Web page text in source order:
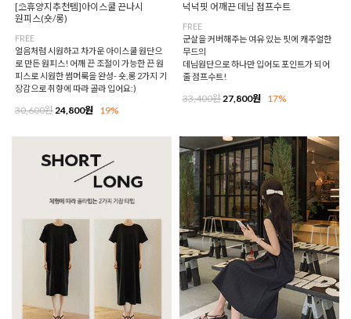
[⛱️휴양지추천템]아이스쿨 끈나시
원피스(숏/롱)
FREE
얼음처럼 시원하고 차가운 아이스쿨 원단으
로 만든 원피스! 어깨 끈 조절이 가능한 끈 원
피스로 시원한 썸머룩을 완성- 숏,롱 2가지 기
장감으로 취향에 따라 골라 입어요:)
30,600원24,800원 19%
넉넉핏 어깨끈 데님 점프수트
FREE
군살을 커버해주는 여유 있는 핏에 캐주얼한
무드의
데님원단으로 하나만 입어도 포인트가 되어
줄 점프수트!
33,400원27,800원 17%